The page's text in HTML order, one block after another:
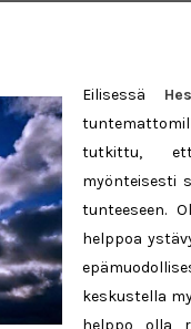
Eilisessä
tutkittu,
myönteisesti
tunteeseen.
helppoa
keskustella
helppo olla